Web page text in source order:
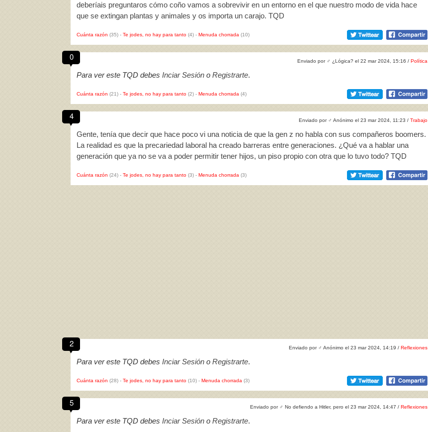
deberíais preguntaros cómo coño vamos a sobrevivir en un entorno en el que nuestro modo de vida hace
que se extingan plantas y animales y os importa un carajo. TQD
Cuánta razón (35) - Te jodes, no hay para tanto (4) - Menuda chorrada (10)
0 Enviado por ♂ ¿Lógica? el 22 mar 2024, 15:16 / Política
Para ver este TQD debes Inciar Sesión o Registrarte.
Cuánta razón (21) - Te jodes, no hay para tanto (2) - Menuda chorrada (4)
4 Enviado por ♂ Anónimo el 23 mar 2024, 11:23 / Trabajo
Gente, tenía que decir que hace poco vi una noticia de que la gen z no habla con sus compañeros boomers.
La realidad es que la precariedad laboral ha creado barreras entre generaciones. ¿Qué va a hablar una
generación que ya no se va a poder permitir tener hijos, un piso propio con otra que lo tuvo todo? TQD
Cuánta razón (24) - Te jodes, no hay para tanto (3) - Menuda chorrada (3)
2 Enviado por ♂ Anónimo el 23 mar 2024, 14:19 / Reflexiones
Para ver este TQD debes Inciar Sesión o Registrarte.
Cuánta razón (28) - Te jodes, no hay para tanto (10) - Menuda chorrada (3)
5 Enviado por ♂ No defiendo a Hitler, pero el 23 mar 2024, 14:47 / Reflexiones
Para ver este TQD debes Inciar Sesión o Registrarte.